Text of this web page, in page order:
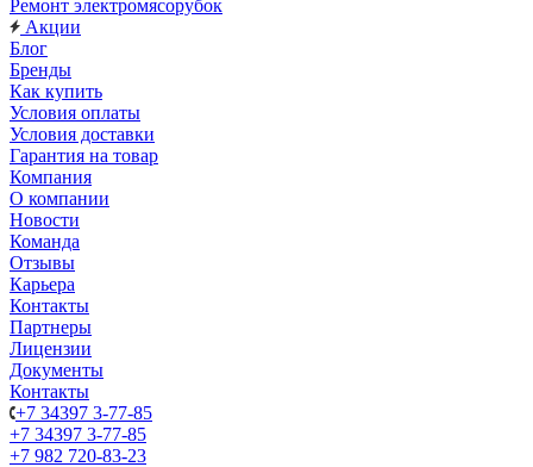
Ремонт электромясорубок
Акции
Блог
Бренды
Как купить
Условия оплаты
Условия доставки
Гарантия на товар
Компания
О компании
Новости
Команда
Отзывы
Карьера
Контакты
Партнеры
Лицензии
Документы
Контакты
+7 34397 3-77-85
+7 34397 3-77-85
+7 982 720-83-23